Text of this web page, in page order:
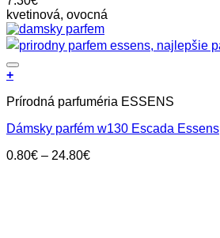
kvetinová, ovocná
+
produkt
viacero
Možnosti
Prírodná parfuméria ESSENS
Dámsky parfém w130 Escada Essens
0.80€ – 24.80€Price